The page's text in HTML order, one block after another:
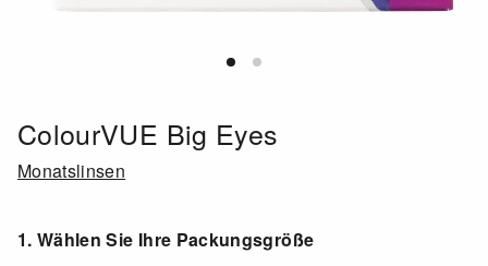
ColourVUE Big Eyes
Monatslinsen
1. Wählen Sie Ihre Packungsgröße